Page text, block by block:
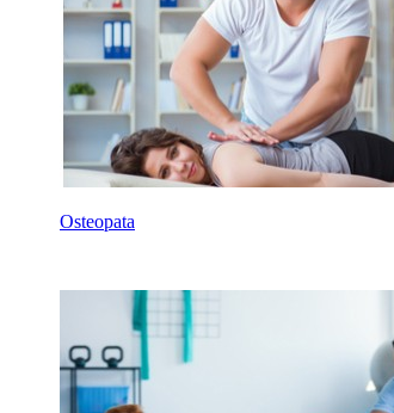
Osteopata